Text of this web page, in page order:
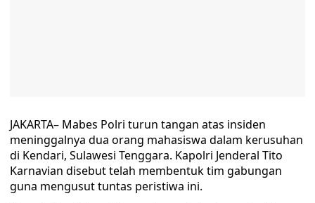
JAKARTA– Mabes Polri turun tangan atas insiden
meninggalnya dua orang mahasiswa dalam kerusuhan
di Kendari, Sulawesi Tenggara. Kapolri Jenderal Tito
Karnavian disebut telah membentuk tim gabungan
guna mengusut tuntas peristiwa ini.